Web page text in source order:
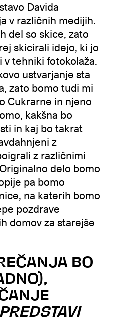
Davida
v različnih medijih.
del so skice, zato
skicirali idejo, ki jo
v tehniki fotokolaža.
ustvarjanje sta
zato bomo tudi mi
Cukrarne in njeno
kakšna bo
in kaj bo takrat
z
z različnimi
delo bomo
pa bomo
na katerih bomo
pozdrave
domov za starejše
BO